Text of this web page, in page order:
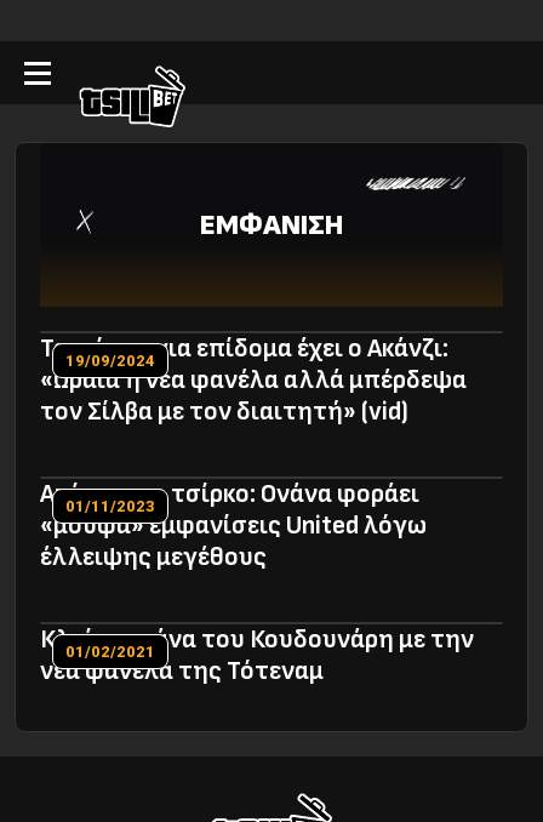
ΕΜΦΑΝΙΣΗ
Τα φόντα για επίδομα έχει ο Ακάνζι:
«Ωραία η νέα φανέλα αλλά μπέρδεψα
τον Σίλβα με τον διαιτητή» (vid)
19/09/2024
Απίστευτο τσίρκο: Oνάνα φοράει
«μούφα» εμφανίσεις United λόγω
έλλειψης μεγέθους
01/11/2023
Κλαίει η μάνα του Κουδουνάρη με την
νέα φανέλα της Τότεναμ
01/02/2021